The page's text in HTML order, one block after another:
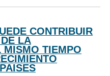
CONTRIBUIR
LA
MISMO TIEMPO